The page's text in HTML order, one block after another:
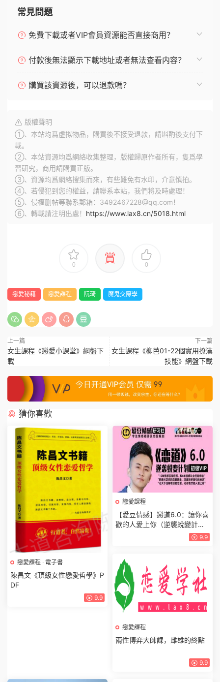
常見問題
免費下載或者VIP會員資源能否直接商用？
付款後無法顯示下載地址或者無法查看内容？
購買該資源後，可以退款嗎？
版權聲明
①、本站均爲虛拟物品，購買後不接受退款，請斟酌後支付下
載。
②、本站資源均爲網絡收集整理，版權歸原作者所有，隻爲學
習研究，商用請購買正版。
③、資源均爲網絡搜集而來，有些難免有水印，介意慎拍。
④、若侵犯到您的權益，請聯系本站，我們将及時處理！
⑤、侵權删帖等聯系郵箱：3492467228@qq.com！
⑥、轉載請注明出處！ https://www.lax8.cn/5018.html
0 賞 0
戀愛秘籍 戀愛課程 阮琦 魔鬼交際學
上一篇
女生課程《戀愛小課堂》網盤下
載
下一篇
女生課程《柳芭01-22個實用撩漢
技能》網盤下載
猜你喜歡
戀愛課程 · 電子書
陳昌文《頂級女性戀愛哲學》P
DF
9.9
戀愛課程
【愛豆情感】戀道6.0：讓你喜
歡的人愛上你（逆襲蛻變計
9.9
戀愛課程
兩性博弈大師課，雌雄的終點
9.9